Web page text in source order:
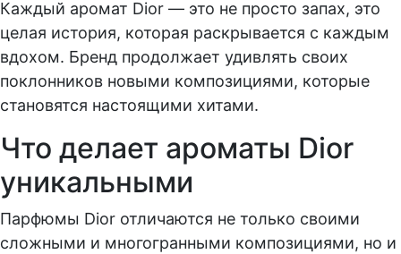
Каждый аромат Dior — это не просто запах, это
целая история, которая раскрывается с каждым
вдохом. Бренд продолжает удивлять своих
поклонников новыми композициями, которые
становятся настоящими хитами.
Что делает ароматы Dior
уникальными
Парфюмы Dior отличаются не только своими
сложными и многогранными композициями, но и